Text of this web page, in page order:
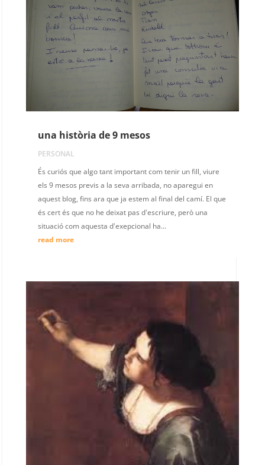
una història de 9 mesos
PERSONAL
És curiós que algo tant important com tenir un fill, viure
els 9 mesos previs a la seva arribada, no aparegui en
aquest blog, fins ara que ja estem al final del camí. El que
és cert és que no he deixat pas d'escriure, però una
situació com aquesta d'exepcional ha...
read more